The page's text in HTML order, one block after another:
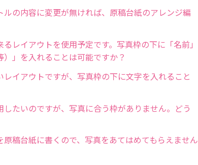
の内容に変更が無ければ、原稿台紙のアレンジ編
レイアウトを使用予定です。写真枠の下に「名前」
」を入れることは可能ですか？
イアウトですが、写真枠の下に文字を入れること
たいのですが、写真に合う枠がありません。どう
稿台紙に書くので、写真をあてはめてもらえません